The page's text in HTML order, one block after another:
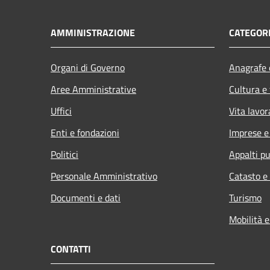
AMMINISTRAZIONE
Organi di Governo
Aree Amministrative
Uffici
Enti e fondazioni
Politici
Personale Amministrativo
Documenti e dati
Cultura
Vita
Imprese
Appalti
Catasto
Turismo
Mobilità
CONTATTI